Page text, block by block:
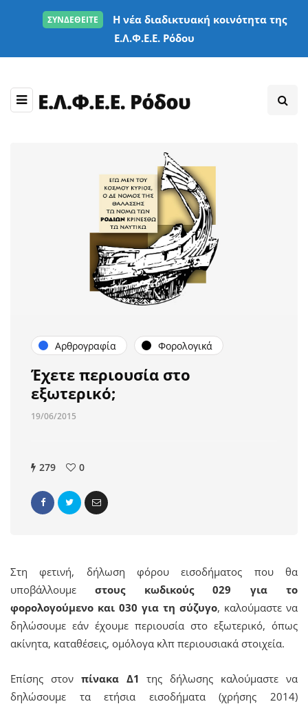
ΣΥΝΔΕΘΕΙΤΕ
Η νέα διαδικτυακή κοινότητα της
Ε.Λ.Φ.Ε.Ε. Ρόδου
Αρθρογραφία Φορολογικά
Έχετε περιουσία στο
εξωτερικό;
19/06/2015
279 0
Στη φετινή, δήλωση φόρου εισοδήματος που θα
υποβάλλουμεστους κωδικούς 029
για το
φορολογούμενο και 030 για τη σύζυγο, καλούμαστε να
δηλώσουμε εάν έχουμε περιουσία στο εξωτερικό, όπως
ακίνητα, καταθέσεις, ομόλογα κλπ περιουσιακά στοιχεία.
Επίσης στον πίνακα Δ1 της δήλωσης καλούμαστε να
δηλώσουμε τα ετήσια εισοδήματα (χρήσης 2014)